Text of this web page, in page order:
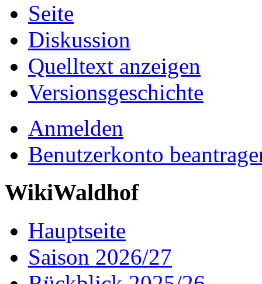
Seite
Diskussion
Quelltext anzeigen
Versionsgeschichte
Anmelden
Benutzerkonto
WikiWaldhof
Hauptseite
Saison 2026/27